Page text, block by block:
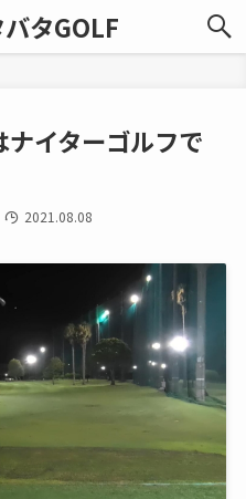
タGOLF
イターゴルフで
2021.08.08